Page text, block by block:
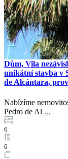
Dům, Vila
unikátní stavba v
de Alcántara,
Nabízíme
Pedro de Al ...
6
6